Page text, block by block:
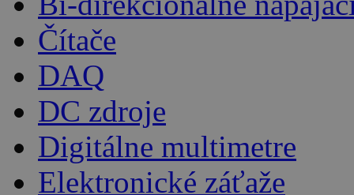
Čítače
DAQ
DC zdroje
Digitálne multimetre
Elektronické záťaže